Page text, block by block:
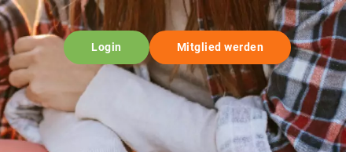
Login Mitglied werden